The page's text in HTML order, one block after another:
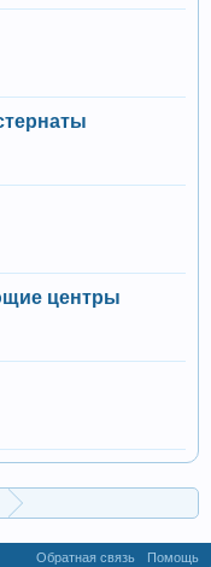
центры
Обратная связь Помощь